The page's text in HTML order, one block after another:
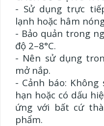
- Sử dụng trực
lạnh hoặc hâm
- Bảo quản trong
độ 2–8°C.
- Nên sử dụng
mở nắp.
- Cảnh báo:
hạn hoặc có dấu
ứng với bất cứ
phẩm.